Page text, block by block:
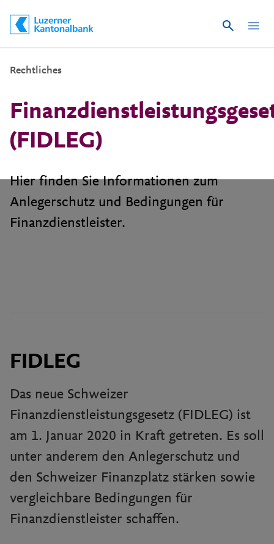
Suche
Rechtliches
(FIDLEG)
Hier finden Sie Informationen zum
Anlegerschutz und Bedingungen für
Finanzdienstleister.
FIDLEG
Das neue Schweizer
Finanzdienstleistungsgesetz (FIDLEG) ist
am 1. Januar 2020 in Kraft getreten. Es soll
unter anderem den Anlegerschutz und
den Schweizer Finanzplatz stärken sowie
vergleichbare Bedingungen für
Finanzdienstleister schaffen.